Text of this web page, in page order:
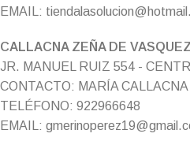
EMAIL:
CALLACNA ZEÑA DE
JR. MANUEL RUIZ 554 -
CONTACTO: MARÍA CALLACNA
TELÉFONO: 922966648
EMAIL: